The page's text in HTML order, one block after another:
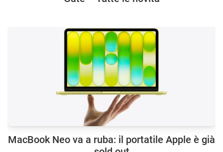
MacBook Neo va a ruba: il portatile Apple è già